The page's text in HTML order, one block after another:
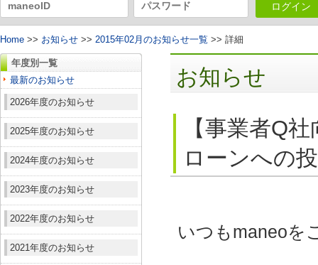
ログイン
Home >> お知らせ >> 2015年02月のお知らせ一覧 >> 詳細
年度別一覧
最新のお知らせ
2026年度のお知らせ
2025年度のお知らせ
2024年度のお知らせ
2023年度のお知らせ
2022年度のお知らせ
2021年度のお知らせ
お知らせ
【事業者Q
ローンへの
いつもmaneoを